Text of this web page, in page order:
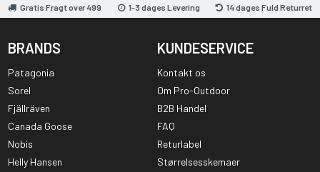
Gratis Fragt over 499 1-3 dages Levering 14 dages Fuld Returret
BRANDS
Patagonia
Sorel
Fjällräven
Canada Goose
Nobis
Helly Hansen
KUNDESERVICE
Kontakt os
Om Pro-Outdoor
B2B Handel
FAQ
Returlabel
Størrelsesskemaer